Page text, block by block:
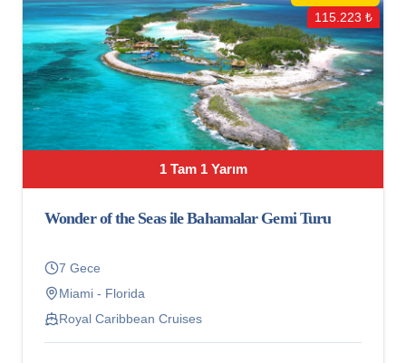
1 Tam 1 Yarım
115.223 ₺
Wonder of the Seas ile Bahamalar Gemi Turu
7 Gece
Miami - Florida
Royal Caribbean Cruises